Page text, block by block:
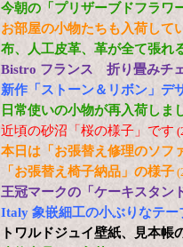
今朝の「プリザーブドフラワ
お部屋の小物たちも入荷して
布、人工皮革、革が全て張れ
Bistro フランス 折り畳みチ
新作「ストーン＆リボン」デ
日常使いの小物が再入荷しま
近頃の砂沼「桜の様子」です
本日は「お張替え修理のソフ
「お張替え椅子納品」の様子
王冠マークの「ケーキスタン
Italy 象嵌細工の小ぶりなテー
トワルドジュイ壁紙、見本帳